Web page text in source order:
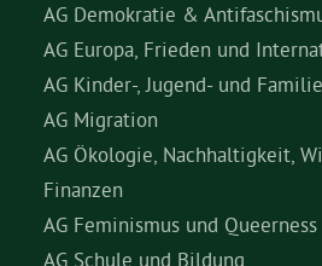
AG Demokratie &
AG Europa, Frieden und
AG Kinder-, Jugend- und
AG Migration
AG Ökologie, Nachhaltigkeit,
Finanzen
AG Feminismus und Queerness
AG Schule und Bildung